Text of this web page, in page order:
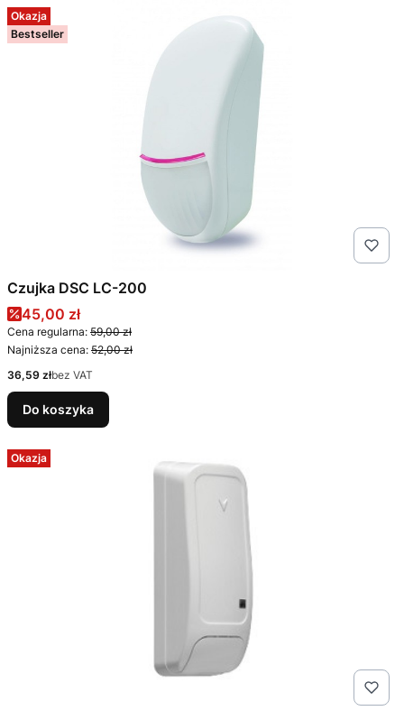
Okazja
Bestseller
Czujka DSC LC-200
Cena promocyjna
45,00 zł
Cena regularna: 59,00 zł
Najniższa cena: 52,00 zł
Cena
36,59 złbez VAT
Do koszyka
Okazja